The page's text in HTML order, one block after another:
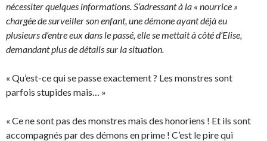
nécessiter quelques informations. S’adressant à la « nourrice »
chargée de surveiller son enfant, une démone ayant déjà eu
plusieurs d’entre eux dans le passé, elle se mettait à côté d’Elise,
demandant plus de détails sur la situation.
« Qu’est-ce qui se passe exactement ? Les monstres sont
parfois stupides mais… »
« Ce ne sont pas des monstres mais des honoriens ! Et ils sont
accompagnés par des démons en prime ! C’est le pire qui